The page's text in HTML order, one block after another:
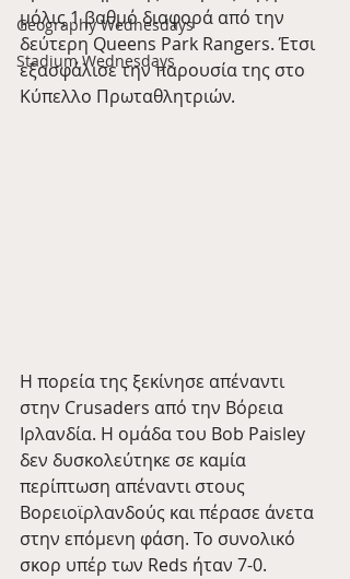
Geography Wednesdays
Stadium Wednesdays
μόλις 1 βαθμό διαφορά από την
δεύτερη Queens Park Rangers. Έτσι
εξασφάλισε την παρουσία της στο
Κύπελλο Πρωταθλητριών.
Η πορεία της ξεκίνησε απέναντι
στην Crusaders από την Βόρεια
Ιρλανδία. Η ομάδα του Bob Paisley
δεν δυσκολεύτηκε σε καμία
περίπτωση απέναντι στους
Βορειοϊρλανδούς και πέρασε άνετα
στην επόμενη φάση. Το συνολικό
σκορ υπέρ των Reds ήταν 7-0.